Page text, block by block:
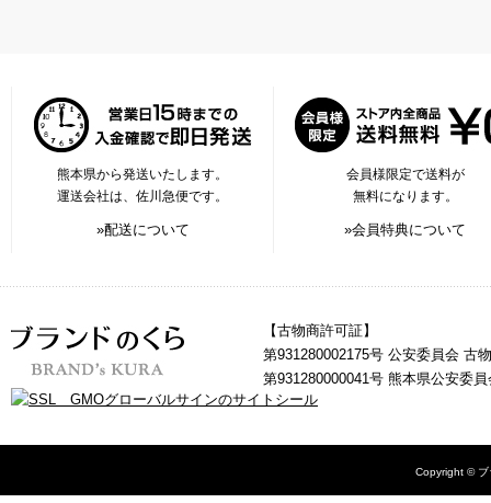
熊本県から発送いたします。
運送会社は、佐川急便です。
»配送について
会員様限定で送料が
無料になります。
»会員特典について
【古物商許可証】
第931280002175号 公安委員会 古
第931280000041号 熊本県公安委
Copyright © ブ